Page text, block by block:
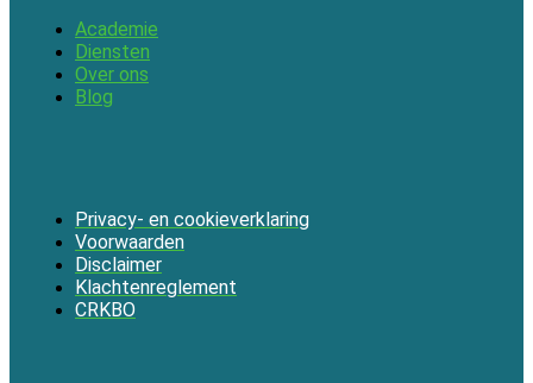
Academie
Diensten
Over ons
Blog
Privacy- en cookieverklaring
Voorwaarden
Disclaimer
Klachtenreglement
CRKBO